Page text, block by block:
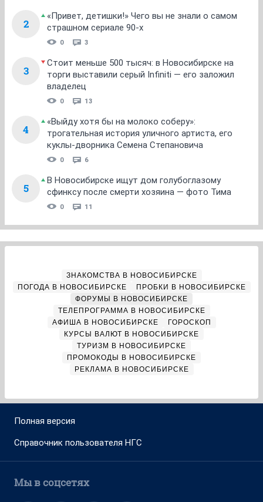
2
«Привет, детишки!» Чего вы не знали о самом
страшном сериале 90-х
0 3
3
Стоит меньше 500 тысяч: в Новосибирске на
торги выставили серый Infiniti — его заложил
владелец
0 13
4
«Выйду хотя бы на молоко соберу»:
трогательная история уличного артиста, его
куклы-дворника Семена Степановича
0 6
5
В Новосибирске ищут дом голубоглазому
сфинксу после смерти хозяина — фото Тима
0 11
ЗНАКОМСТВА В НОВОСИБИРСКЕ
ПОГОДА В НОВОСИБИРСКЕ
ПРОБКИ В НОВОСИБИРСКЕ
ФОРУМЫ В НОВОСИБИРСКЕ
ТЕЛЕПРОГРАММА В НОВОСИБИРСКЕ
АФИША В НОВОСИБИРСКЕ
ГОРОСКОП
КУРСЫ ВАЛЮТ В НОВОСИБИРСКЕ
ТУРИЗМ В НОВОСИБИРСКЕ
ПРОМОКОДЫ В НОВОСИБИРСКЕ
РЕКЛАМА В НОВОСИБИРСКЕ
Полная версия
Справочник пользователя НГС
Мы в соцсетях